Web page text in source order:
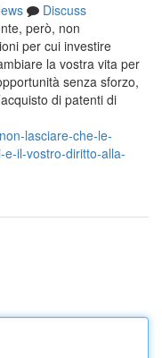
Discuss
però, non
per cui investire
la vostra vita per
senza sforzo,
di patenti di
lasciare-che-le-
il-vostro-diritto-alla-